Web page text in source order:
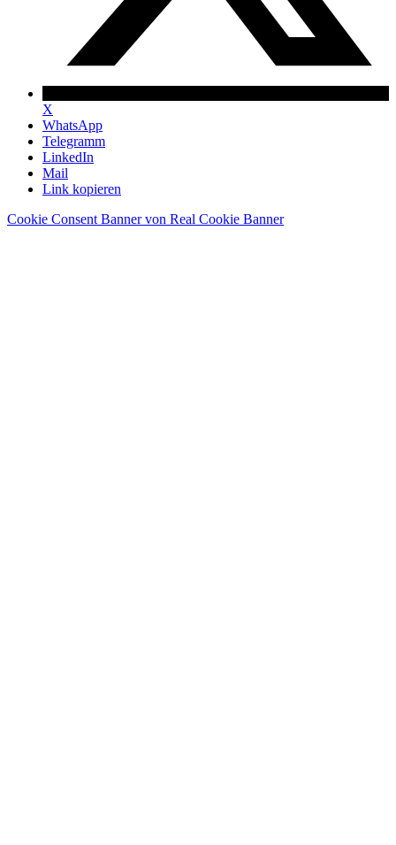
X
WhatsApp
Telegramm
LinkedIn
Mail
Link kopieren
Cookie Consent Banner von Real Cookie Banner